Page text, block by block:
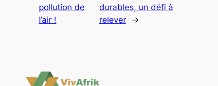
pollution de
l’air !
durables, un défi à
relever
→